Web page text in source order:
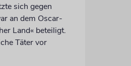
sich gegen
an dem Oscar-
Land« beteiligt.
Täter vor